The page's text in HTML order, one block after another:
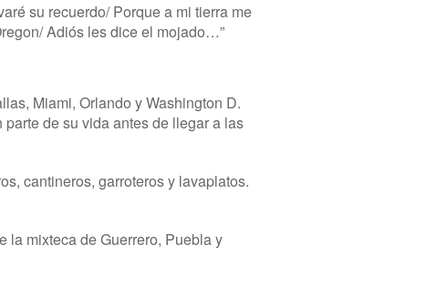
su recuerdo/ Porque a mi tierra me
Adiós les dice el mojado…”
Miami, Orlando y Washington D.
de su vida antes de llegar a las
cantineros, garroteros y lavaplatos.
la mixteca de Guerrero, Puebla y